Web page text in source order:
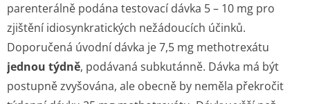
parenterálně podána testovací dávka 5 – 10 mg pro
zjištění idiosynkratických nežádoucích účinků.
Doporučená úvodní dávka je 7,5 mg methotrexátu
jednou týdně, podávaná subkutánně. Dávka má být
postupně zvyšována, ale obecně by neměla překročit